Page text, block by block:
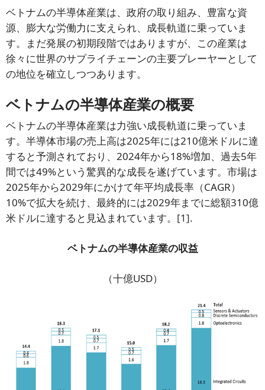
ベトナムの半導体産業は、政府の取り組み、豊富な資
源、膨大な労働力に支えられ、成長軌道に乗っていま
す。まだ発展の初期段階ではありますが、この産業は
徐々に世界のサプライチェーンの主要プレーヤーとして
の地位を確立しつつあります。
ベトナムの半導体産業の概要
ベトナムの半導体産業は力強い成長軌道に乗っていま
す。半導体市場の売上高は2025年には210億米ドルに達
すると予測されており、2024年から18%増加、過去5年
間では49%という驚異的な成長を遂げています。市場は
2025年から2029年にかけて年平均成長率（CAGR）
10%で拡大を続け、最終的には2029年までに総額310億
米ドルに達すると見込まれています。 [1].
ベトナムの半導体産業の収益
（十億USD）